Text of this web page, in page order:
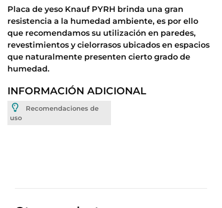
Placa de yeso Knauf PYRH brinda una gran
resistencia a la humedad ambiente, es por ello
que recomendamos su utilización en paredes,
revestimientos y cielorrasos ubicados en espacios
que naturalmente presenten cierto grado de
humedad.
INFORMACIÓN ADICIONAL
Recomendaciones de
uso